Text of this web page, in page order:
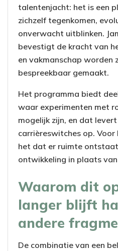
talentenjacht: het is een
zichzelf tegenkomen,
onverwacht uitblinken.
bevestigt de kracht van
en vakmanschap worden
bespreekbaar gemaakt.
Het programma biedt
waar experimenten met
mogelijk zijn, en dat
carrièreswitches op.
het dat er ruimte
ontwikkeling in plaats
Waarom dit
langer blijft
andere
De combinatie van een